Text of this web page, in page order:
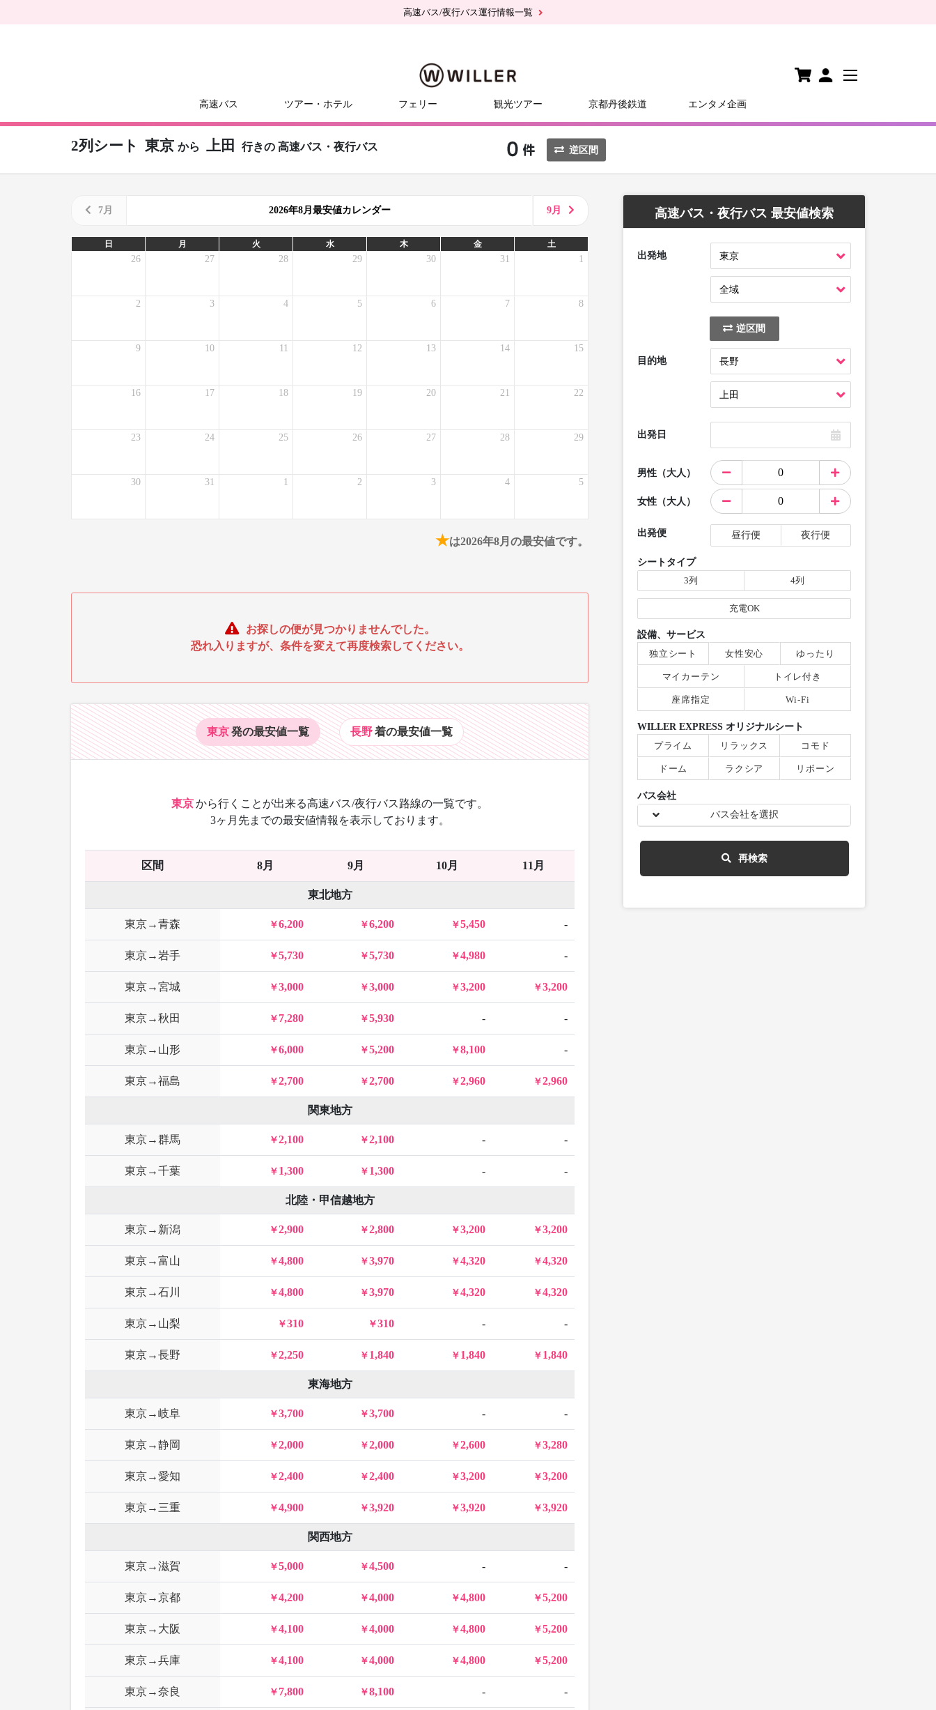
高速バス/夜行バス運行情報一覧
高速バス ツアー・ホテル フェリー 観光ツアー 京都丹後鉄道 エンタメ企画
2列シート 東京 から 上田 行きの 高速バス・夜行バス 逆区間
7月 2026年8月最安値カレンダー 9月
日 月 火 水 木 金 土
26 27 28 29 30 31 1
2 3 4 5 6 7 8
9 10 11 12 13 14 15
16 17 18 19 20 21 22
23 24 25 26 27 28 29
30 31 1 2 3 4 5
★は2026年8月の最安値です。
お探しの便が見つかりませんでした。
恐れ入りますが、条件を変えて再度検索してください。
東京発の最安値一覧 長野着の最安値一覧
東京から行くことが出来る高速バス/夜行バス路線の一覧です。
3ヶ月先までの最安値情報を表示しております。
区間 8月 9月 10月 11月
東北地方
東京→青森 6,200 6,200 5,450 -
東京→岩手 5,730 5,730 4,980 -
東京→宮城 3,000 3,000 3,200 3,200
東京→秋田 7,280 5,930 - -
東京→山形 6,000 5,200 8,100 -
東京→福島 2,700 2,700 2,960 2,960
関東地方
東京→群馬 2,100 2,100 - -
東京→千葉 1,300 1,300 - -
北陸・甲信越地方
東京→新潟 2,900 2,800 3,200 3,200
東京→富山 4,800 3,970 4,320 4,320
東京→石川 4,800 3,970 4,320 4,320
東京→山梨 310 310 - -
東京→長野 2,250 1,840 1,840 1,840
東海地方
東京→岐阜 3,700 3,700 - -
東京→静岡 2,000 2,000 2,600 3,280
東京→愛知 2,400 2,400 3,200 3,200
東京→三重 4,900 3,920 3,920 3,920
関西地方
東京→滋賀 5,000 4,500 - -
東京→京都 4,200 4,000 4,800 5,200
東京→大阪 4,100 4,000 4,800 5,200
東京→兵庫 4,100 4,000 4,800 5,200
東京→奈良 7,800 8,100 - -
高速バス・夜行バス 最安値検索
出発地
逆区間
目的地
出発日
男性（大人）
女性（大人）
出発便 昼行便 夜行便
シートタイプ
3列
4列
充電OK
設備、サービス
独立シート
女性安心 ゆったり
マイカーテン トイレ付き
座席指定 Wi-Fi
WILLER EXPRESS オリジナルシート
プライム
リラックス コモド
ドーム ラクシア リボーン
バス会社
バス会社を選択
再検索